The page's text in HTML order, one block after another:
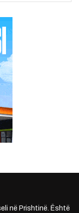
në Prishtinë. Është